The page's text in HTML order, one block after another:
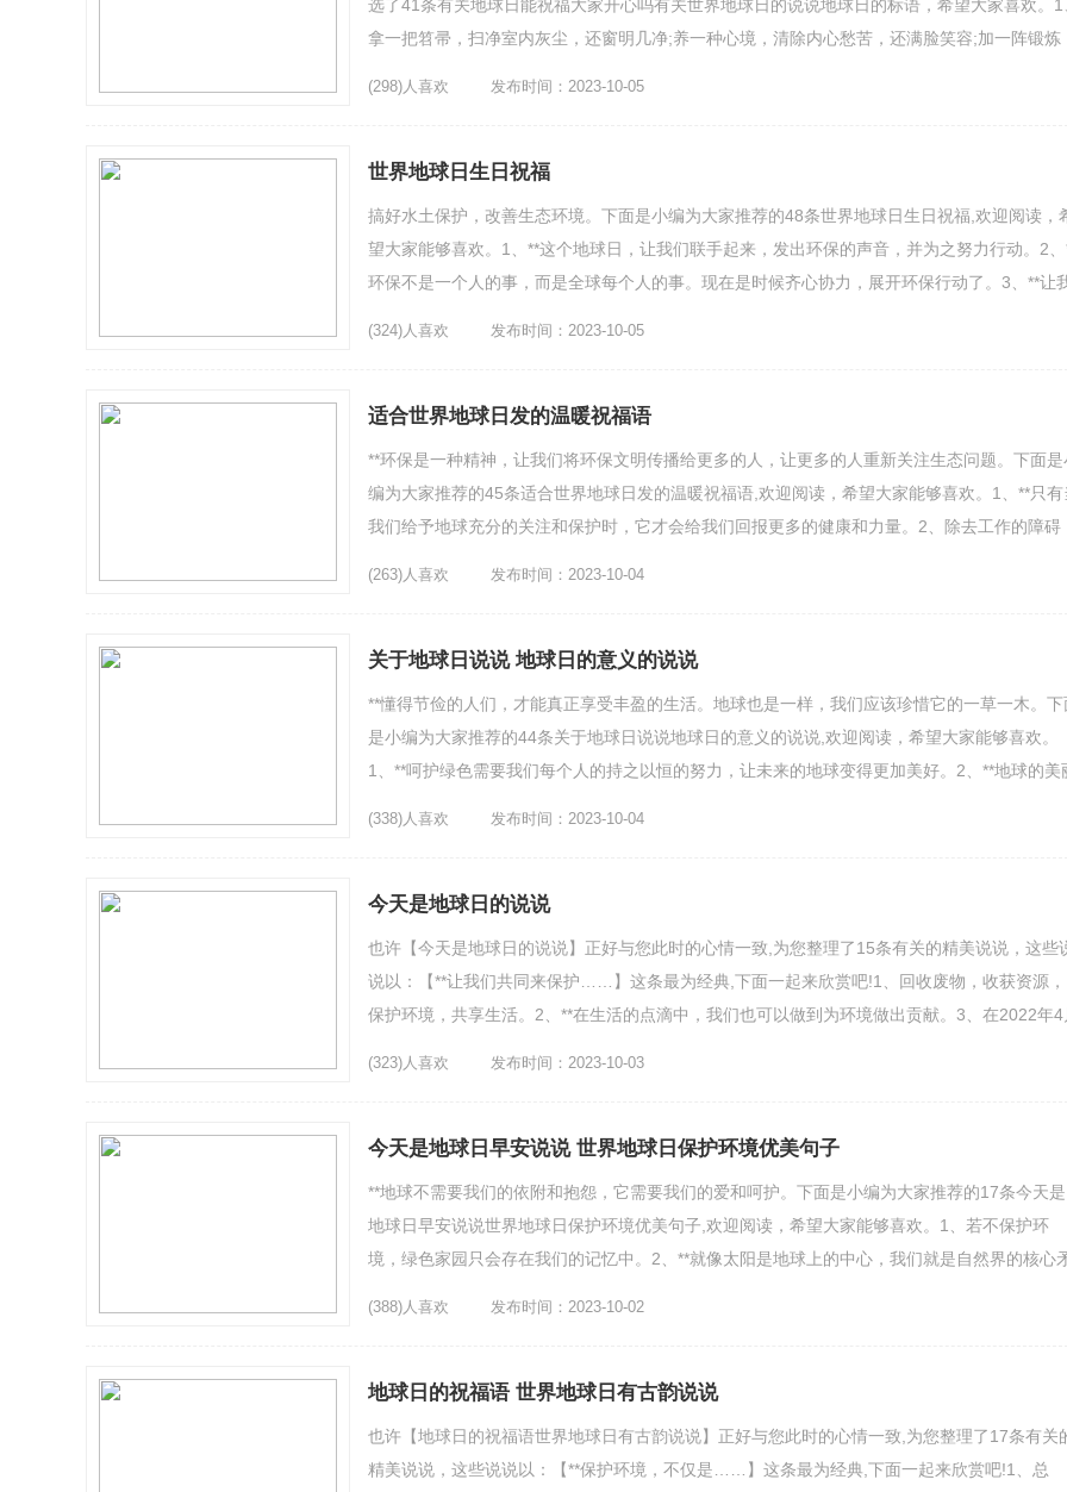
选了41条有关地球日能祝福大家开心吗有关世界地球日的说说地球日的标语，希望大家喜欢。1
拿一把笤帚，扫净室内灰尘，还窗明几净;养一种心境，清除内心愁苦，还满脸笑容;加一阵锻炼
(298)人喜欢 发布时间：2023-10-05
世界地球日生日祝福
搞好水土保护，改善生态环境。下面是小编为大家推荐的48条世界地球日生日祝福,欢迎阅读，
望大家能够喜欢。1、**这个地球日，让我们联手起来，发出环保的声音，并为之努力行动。2
环保不是一个人的事，而是全球每个人的事。现在是时候齐心协力，展开环保行动了。3、**让
(324)人喜欢 发布时间：2023-10-05
适合世界地球日发的温暖祝福语
**环保是一种精神，让我们将环保文明传播给更多的人，让更多的人重新关注生态问题。下面是
编为大家推荐的45条适合世界地球日发的温暖祝福语,欢迎阅读，希望大家能够喜欢。1、**只有
我们给予地球充分的关注和保护时，它才会给我们回报更多的健康和力量。2、除去工作的障碍
(263)人喜欢 发布时间：2023-10-04
关于地球日说说 地球日的意义的说说
**懂得节俭的人们，才能真正享受丰盈的生活。地球也是一样，我们应该珍惜它的一草一木。下
是小编为大家推荐的44条关于地球日说说地球日的意义的说说,欢迎阅读，希望大家能够喜欢。
1、**呵护绿色需要我们每个人的持之以恒的努力，让未来的地球变得更加美好。2、**地球的美
(338)人喜欢 发布时间：2023-10-04
今天是地球日的说说
也许【今天是地球日的说说】正好与您此时的心情一致,为您整理了15条有关的精美说说，这些
说以：【**让我们共同来保护……】这条最为经典,下面一起来欣赏吧!1、回收废物，收获资源，
保护环境，共享生活。2、**在生活的点滴中，我们也可以做到为环境做出贡献。3、在2022年4
(323)人喜欢 发布时间：2023-10-03
今天是地球日早安说说 世界地球日保护环境优美句子
**地球不需要我们的依附和抱怨，它需要我们的爱和呵护。下面是小编为大家推荐的17条今天是
地球日早安说说世界地球日保护环境优美句子,欢迎阅读，希望大家能够喜欢。1、若不保护环
境，绿色家园只会存在我们的记忆中。2、**就像太阳是地球上的中心，我们就是自然界的核心
(388)人喜欢 发布时间：2023-10-02
地球日的祝福语 世界地球日有古韵说说
也许【地球日的祝福语世界地球日有古韵说说】正好与您此时的心情一致,为您整理了17条有关
精美说说，这些说说以：【**保护环境，不仅是……】这条最为经典,下面一起来欣赏吧!1、总